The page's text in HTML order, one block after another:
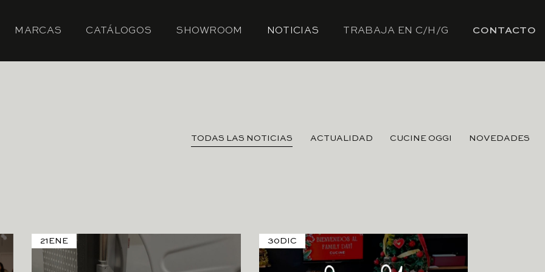
MARCAS CATÁLOGOS SHOWROOM NOTICIAS TRABAJA EN C/H/G CONTACTO
TODAS LAS NOTICIAS ACTUALIDAD CUCINE OGGI NOVEDADES
21 ENE 30DIC